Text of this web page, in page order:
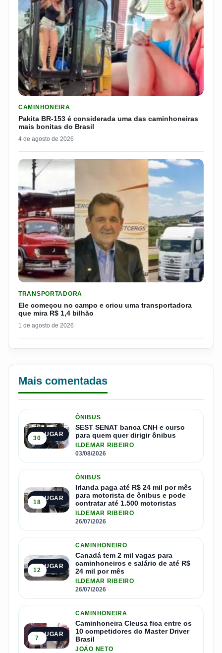
CAMINHONEIRA
Pakita BR-153 é considerada uma das caminhoneiras
mais bonitas do Brasil
4 de agosto de 2026
TRANSPORTADORA
Ele começou no campo e criou uma transportadora
que mira R$ 1,4 bilhão
1 de agosto de 2026
Mais comentadas
1º LUGAR
30
ÔNIBUS
SEST SENAT banca CNH e curso
para quem quer dirigir ônibus
ILDEMAR RIBEIRO
03/08/2026
2º LUGAR
18
ÔNIBUS
Irlanda paga até R$ 24 mil por mês
para motorista de ônibus e pode
contratar até 1.500 motoristas
ILDEMAR RIBEIRO
26/07/2026
3º LUGAR
12
CAMINHONEIRO
Canadá tem 2 mil vagas para
caminhoneiros e salário de até R$
24 mil por mês
ILDEMAR RIBEIRO
26/07/2026
4º LUGAR
7
CAMINHONEIRA
Caminhoneira Cleusa fica entre os
10 competidores do Master Driver
Brasil
JOÃO NETO